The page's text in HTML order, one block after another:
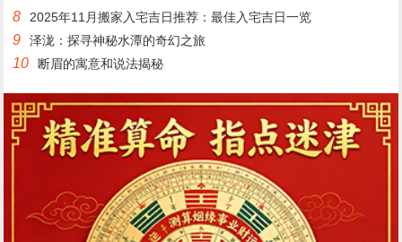
8 2025年11月搬家入宅吉日推荐：最佳入宅吉日一览
9 泽泷：探寻神秘水潭的奇幻之旅
10 断眉的寓意和说法揭秘